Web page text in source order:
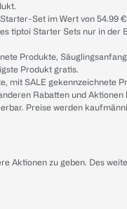
Set im Wert von
tiptoi Starter Sets nur in
Produkte,
Produkt gratis.
mit SALE
Rabatten und
Preise werden
zu geben. Des